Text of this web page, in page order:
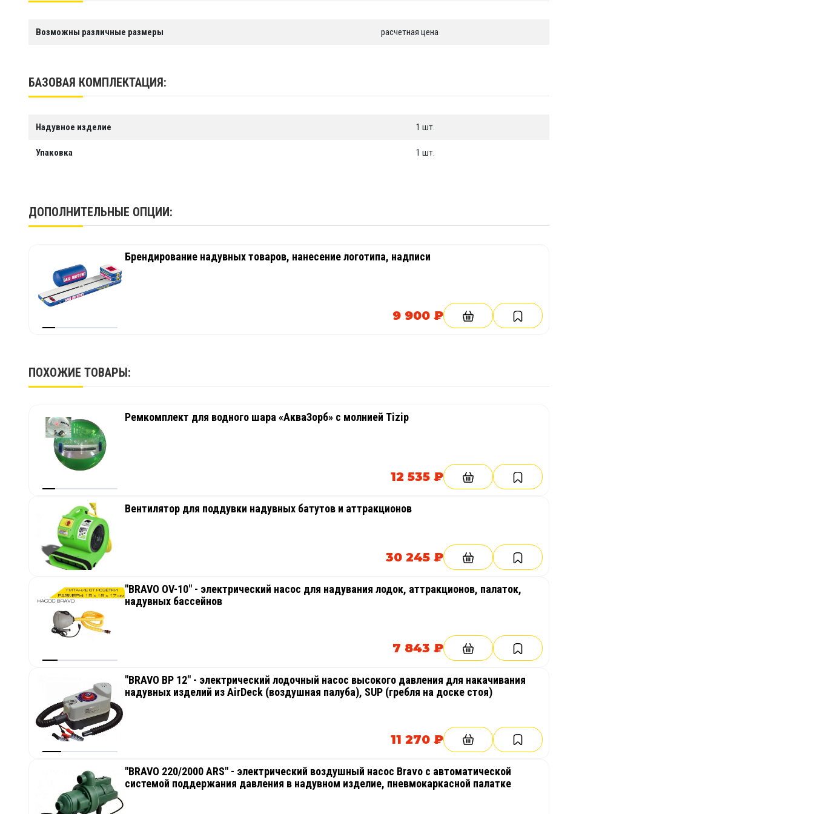
Возможны различные размеры расчетная цена
БАЗОВАЯ КОМПЛЕКТАЦИЯ:
Надувное изделие 1 шт.
Упаковка 1 шт.
ДОПОЛНИТЕЛЬНЫЕ ОПЦИИ:
Брендирование надувных товаров, нанесение логотипа, надписи
9 900 ₽
ПОХОЖИЕ ТОВАРЫ:
Ремкомплект для водного шара «АкваЗорб» с молнией Tizip
12 535 ₽
Вентилятор для поддувки надувных батутов и аттракционов
30 245 ₽
"BRAVO OV-10" - электрический насос для надувания лодок, аттракционов, палаток,
надувных бассейнов
7 843 ₽
"BRAVO BP 12" - электрический лодочный насос высокого давления для накачивания
надувных изделий из AirDeck (воздушная палуба), SUP (гребля на доске стоя)
11 270 ₽
"BRAVO 220/2000 ARS" - электрический воздушный насос Bravo с автоматической
системой поддержания давления в надувном изделие, пневмокаркасной палатке